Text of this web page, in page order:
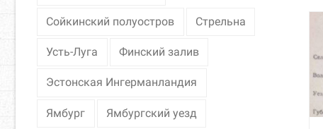
Сойкинский полуостров Стрельна
Усть-Луга Финский залив
Эстонская Ингерманландия
Ямбург Ямбургский уезд